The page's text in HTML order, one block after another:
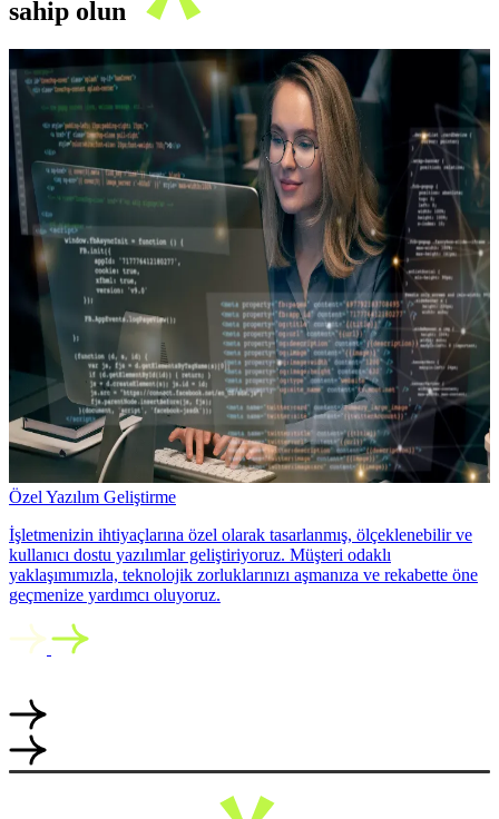
sahip olun
Özel Yazılım Geliştirme
İşletmenizin ihtiyaçlarına özel olarak tasarlanmış, ölçeklenebilir ve
kullanıcı dostu yazılımlar geliştiriyoruz. Müşteri odaklı
yaklaşımımızla, teknolojik zorluklarınızı aşmanıza ve rekabette öne
geçmenize yardımcı oluyoruz.